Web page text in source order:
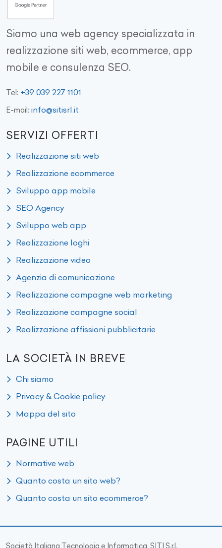
Siamo una web agency specializzata in
realizzazione siti web, ecommerce, app
mobile e consulenza SEO.
Tel: +39 039 227 1101
E-mail: info@sitisrl.it
SERVIZI OFFERTI
Realizzazione siti web
Realizzazione ecommerce
Sviluppo app mobile
SEO Agency
Sviluppo web app
Realizzazione loghi
Realizzazione video
Agenzia di comunicazione
Realizzazione campagne web marketing
Realizzazione campagne social
Realizzazione affissioni pubblicitarie
LA SOCIETÀ IN BREVE
Chi siamo
Privacy & Cookie policy
Mappa del sito
PAGINE UTILI
Normative web
Quanto costa un sito web?
Quanto costa un sito ecommerce?
Società Italiana Tecnologia e Informatica, SITI S.r.l.